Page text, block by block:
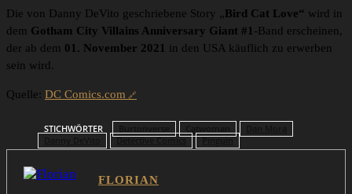
Die von Danny DeVito geschriebene Story „Bird Cat Love“ wird in
dem Gotham City Villains Anniversary Giant #1-Band erscheinen,
der ab dem 01. November 2021 in den USA käuflich zu erwerben
sein wird.
Quelle: DC Comics.com
STICHWÖRTER
Detective Comics Pinguin
FLORIAN